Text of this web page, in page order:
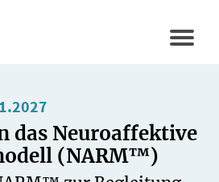
das Neuroaffektive
(NARM™)